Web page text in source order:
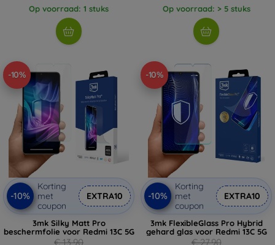
Op voorraad: 1 stuks Op voorraad: > 5 stuks
-10%
-10%
Korting
met
coupon
EXTRA10
3mk Silky Matt Pro
beschermfolie voor Redmi 13C 5G
€ 13,90
-10%
-10%
Korting
met
coupon
EXTRA10
3mk FlexibleGlass Pro Hybrid
gehard glas voor Redmi 13C 5G
€ 27,90